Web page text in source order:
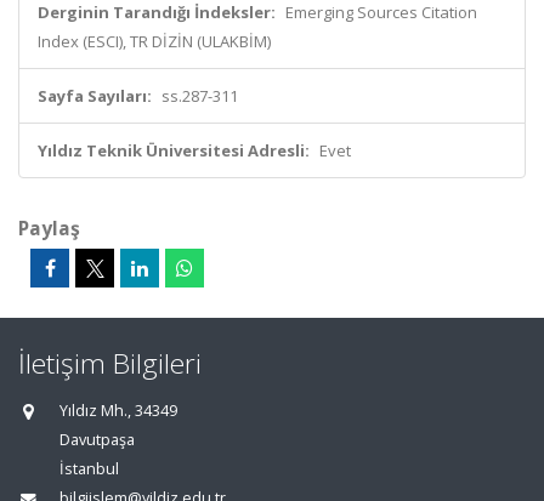
Derginin Tarandığı İndeksler: Emerging Sources Citation
Index (ESCI), TR DİZİN (ULAKBİM)
Sayfa Sayıları: ss.287-311
Yıldız Teknik Üniversitesi Adresli: Evet
Paylaş
İletişim Bilgileri
Yıldız Mh., 34349
Davutpaşa
İstanbul